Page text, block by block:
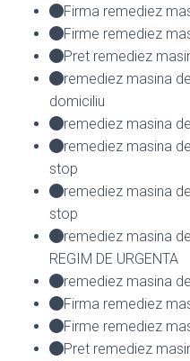
Firma remediez
Firme remediez
Pret remediez
remediez masina
domiciliu
remediez masina
remediez masina
stop
remediez masina
stop
remediez masina
REGIM DE URGENTA
remediez masina
Firma remediez
Firme remediez
Pret remediez